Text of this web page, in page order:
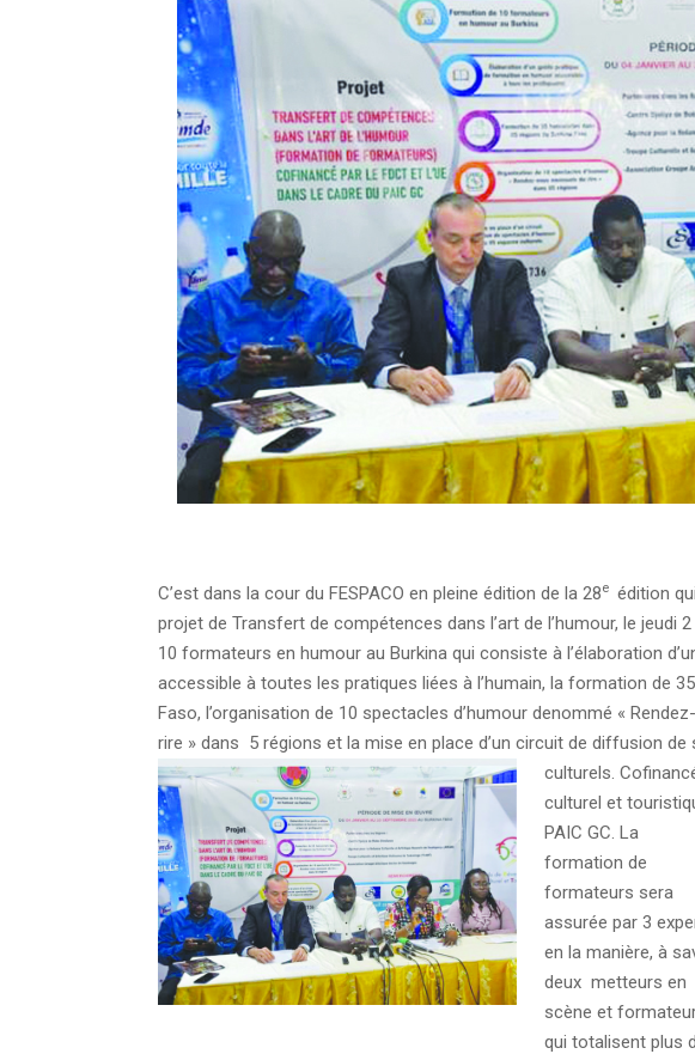
C’est dans la cour du FESPACO en pleine édition de la 28e édition
projet de Transfert de compétences dans l’art de l’humour, le jeudi
10 formateurs en humour au Burkina qui consiste à l’élaboration
accessible à toutes les pratiques liées à l’humain, la formation de
Faso, l’organisation de 10 spectacles d’humour denommé «
rire » dans 5 régions et la mise en place d’un circuit de diffusion de
culturels.
culturel et
PAIC GC. La
formation de
formateurs sera
assurée par 3
en la manière, à
deux metteurs en
scène et
qui totalisent plus